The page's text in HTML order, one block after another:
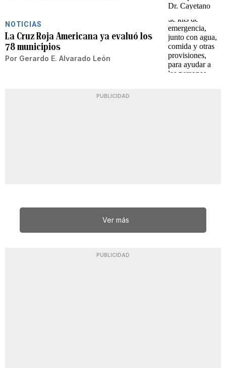
NOTICIAS
La Cruz Roja Americana ya evaluó los
78 municipios
Por Gerardo E. Alvarado León
PUBLICIDAD
Ver más
PUBLICIDAD